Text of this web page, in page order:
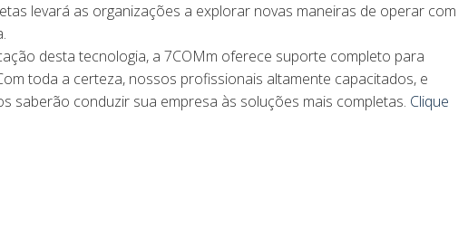
levará as organizações a explorar novas maneiras de operar com
desta tecnologia, a 7COMm oferece suporte completo para
toda a certeza, nossos profissionais altamente capacitados, e
saberão conduzir sua empresa às soluções mais completas. Clique